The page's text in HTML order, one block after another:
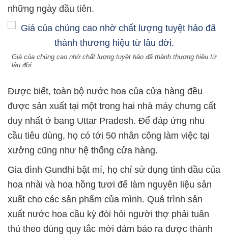
những ngày đầu tiên.
Giá của chúng cao nhờ chất lượng tuyệt hảo đã thành thương hiệu từ
lâu đời.
Được biết, toàn bộ nước hoa của cửa hàng đều
được sản xuất tại một trong hai nhà máy chưng cất
duy nhất ở bang Uttar Pradesh. Để đáp ứng nhu
cầu tiêu dùng, họ có tới 50 nhân công làm việc tại
xưởng cũng như hệ thống cửa hàng.
Gia đình Gundhi bật mí, họ chỉ sử dụng tinh dầu của
hoa nhài và hoa hồng tươi để làm nguyên liệu sản
xuất cho các sản phẩm của mình. Quá trình sản
xuất nước hoa cầu kỳ đòi hỏi người thợ phải tuân
thủ theo đúng quy tắc mới đảm bảo ra được thành